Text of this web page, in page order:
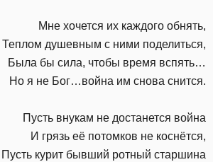
Мне хочется их каждого обнять,
Теплом душевным с ними поделиться,
Была бы сила, чтобы время вспять…
Но я не Бог…война им снова снится.
Пусть внукам не достанется война
И грязь её потомков не коснётся,
Пусть курит бывший ротный старшина